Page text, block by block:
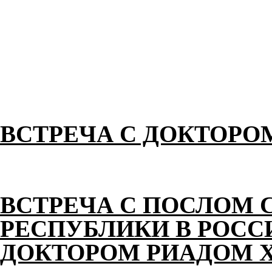
ВСТРЕЧА С
ВСТРЕЧА С ПОСЛОМ
РЕСПУБЛИКИ В
ДОКТОРОМ РИАДОМ